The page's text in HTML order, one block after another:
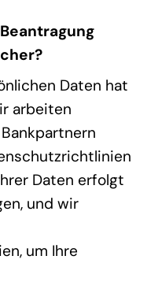
Daten hat
arbeiten
Daten erfolgt
und wir
um Ihre